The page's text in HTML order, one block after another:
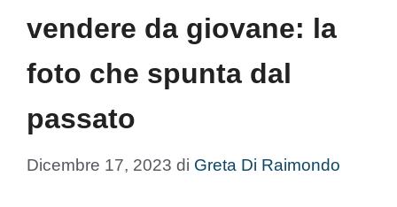
vendere da giovane: la
foto che spunta dal
passato
Dicembre 17, 2023 di Greta Di Raimondo